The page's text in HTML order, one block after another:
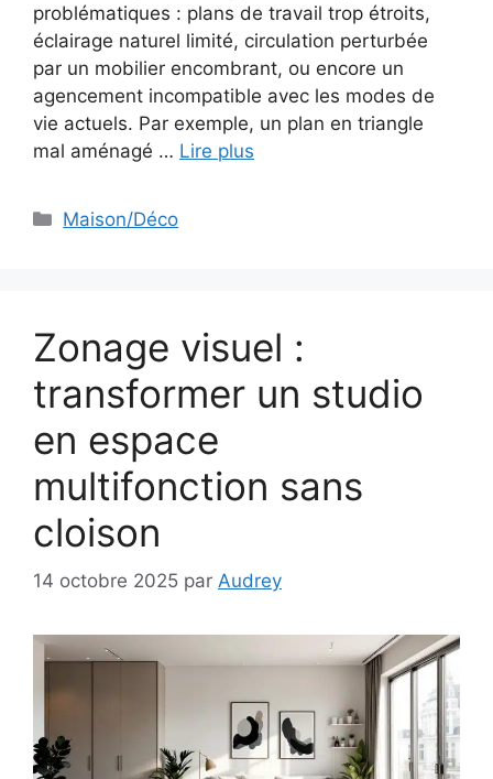
problématiques : plans de travail trop étroits,
éclairage naturel limité, circulation perturbée
par un mobilier encombrant, ou encore un
agencement incompatible avec les modes de
vie actuels. Par exemple, un plan en triangle
mal aménagé … Lire plus
Catégories
Maison/Déco
Zonage visuel :
transformer un studio
en espace
multifonction sans
cloison
14 octobre 2025 par Audrey